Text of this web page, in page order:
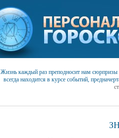
Жизнь каждый раз преподносит нам сюрпризы
всегда находится в курсе событий,